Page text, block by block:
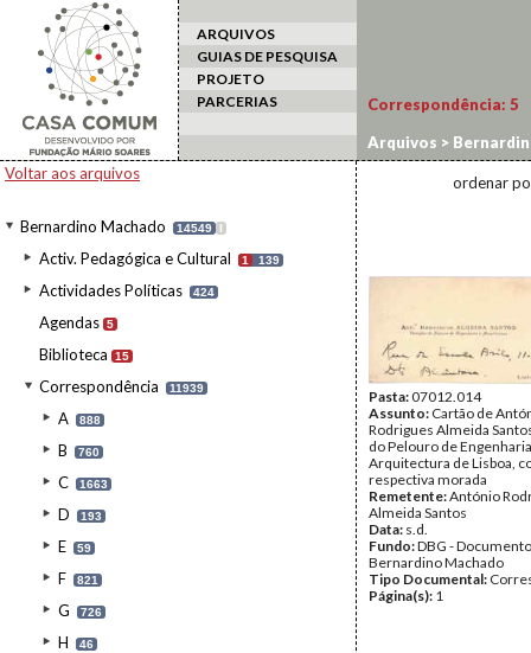
ARQUIVOS
GUIAS DE PESQUISA
PROJETO
PARCERIAS
Voltar aos arquivos
Bernardino Machado 14549 I
Activ. Pedagógica e Cultural 1 139
Actividades Políticas 424
Agendas 5
Biblioteca 15
Correspondência 11939
A 888
B 760
C 1663
D 193
E 59
F 821
G 726
H 46
Correspondência: 5
Arquivos >
ordenar
Pasta:07012.014
Assunto: Cartão de
Rodrigues Almeida
do Pelouro de
Arquitectura de Lisboa,
respectiva morada
Remetente:António
Almeida Santos
Data: s.d.
Fundo:DBG -
Bernardino Machado
Tipo Documental:
Página(s): 1